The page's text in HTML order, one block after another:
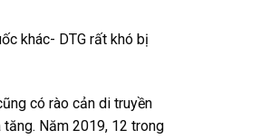
khác- DTG rất khó bị
có rào cản di truyền
Năm 2019, 12 trong